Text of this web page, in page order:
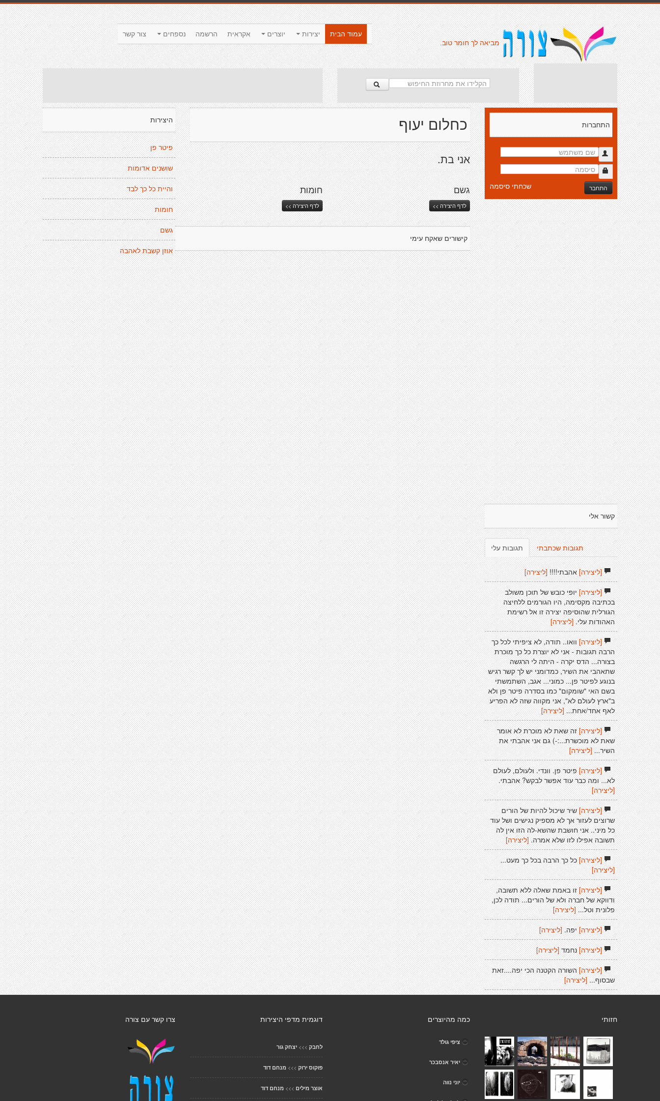
צור קשר נספחים הרשמה אקראית יוצרים יצירות
עמוד הבית
מביאה לך חומר טוב.
היצירות
פיטר פן
שושנים אדומות
והיית כל כך לבד
חומות
גשם
אוזן קשבת לאהבה
כחלום יעוף
אני בת.
חומות
לדף היצירה >>
גשם
לדף היצירה >>
קישורים שאקח עימי
התחברות
התחבר שכחתי סיסמה
קשור אלי
תגובות עלי תגובות שכתבתי
[ליצירה]אהבתי!!!![ליצירה]
[ליצירה]יופי כובש של תוכן משולב
בכתיבה מקסימה, היו הגורמים ללחיצה
הגורלית שהוסיפה יצירה זו אל רשימת
האהודות עלי. [ליצירה]
[ליצירה]וואו.. תודה, לא ציפיתי לכל כך
הרבה תגובות - אני לא יוצרת כל כך מוכרת
בצורה... הדס יקרה - היתה לי הרגשה
שתאהבי את השיר, כמדומני יש לך קשר רגיש
בנוגע לפיטר פן... כמוני... אגב, השתמשתי
בשם האי "שומקום" כמו בסדרה פיטר פן ולא
ב"ארץ לעולם לא", אני מקווה שזה לא הפריע
לאף אחד/אחת... [ליצירה]
[ליצירה]זה שאת לא מוכרת לא אומר
שאת לא מוכשרת...:-) גם אני אהבתי את
השיר... [ליצירה]
[ליצירה]פיטר פן. וונדי. ולעולם, לעולם
לא... ומה כבר עוד אפשר לבקש? אהבתי.
[ליצירה]
[ליצירה]שיר שיכול להיות של הורים
שרוצים לעזור אך לא מספיק נגישים ושל עוד
כל מיני.. אני חושבת שהשא-לה הזו אין לה
תשובה אפילו לזו שלא אמרה. [ליצירה]
[ליצירה]כל כך הרבה בכל כך מעט...
[ליצירה]
[ליצירה]זו באמת שאלה ללא תשובה,
ודווקא של חברה ולא של הורים... תודה לכן,
פלונית וטל... [ליצירה]
[ליצירה]יפה.[ליצירה]
[ליצירה]נחמד [ליצירה]
[ליצירה]השורה הקטנה הכי יפה....זאת
שבסוף... [ליצירה]
צרו קשר עם צורה דוגמית מדפי היצירות
לחבק >>> יצחק גור
פוקוס ירוק >>> מנחם דוד
אוצר מילים >>> מנחם דוד
כמה מהיוצרים
ציפי גולד
יאיר אנסבכר
יוני נווה
חזותי